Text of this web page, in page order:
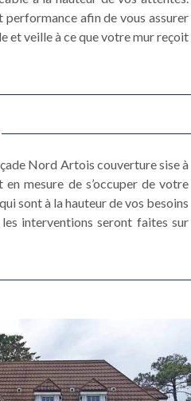
afin de vous assurer
et veille à ce que votre mur reçoit
Nord Artois couverture sise à
mesure de s’occuper de votre
sont à la hauteur de vos besoins
interventions seront faites sur